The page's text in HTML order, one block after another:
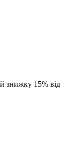
знижку 15% від